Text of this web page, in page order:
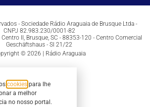
- Sociedade Rádio Araguaia de Brusque Ltda -
CNPJ 82.983.230/0001-82
II, Brusque, SC - 88353-120 - Centro Comercial
Geschäftshaus - Sl 21/22
© 2026 | Rádio Araguaia
cookies para lhe
a melhor
no nosso portal.